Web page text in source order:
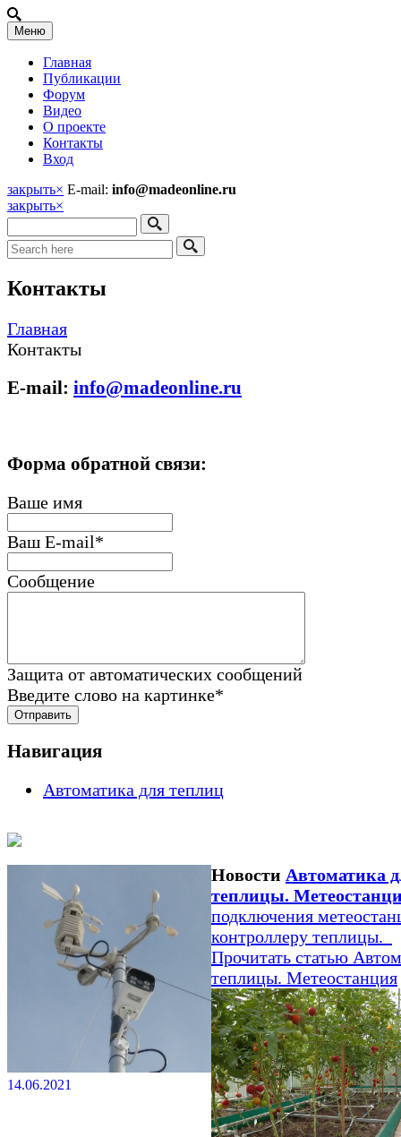
Меню
Главная
Публикации
Форум
Видео
О проекте
Контакты
Вход
закрыть× E-mail: info@madeonline.ru
закрыть×
Контакты
Главная
Контакты
E-mail: info@madeonline.ru
Форма обратной связи:
Ваше имя
Ваш E-mail*
Сообщение
Защита от автоматических сообщений
Введите слово на картинке*
Навигация
Автоматика для теплиц
Новости
14.06.2021
Автоматика
теплицы.
подключения
контроллеру теплицы.
Прочитать статью
теплицы. Метеостанция